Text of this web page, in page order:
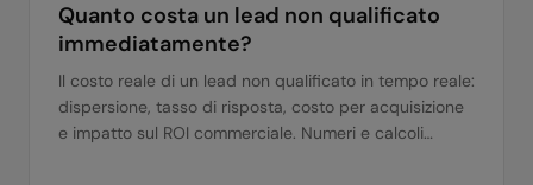
Quanto costa un lead non qualificato
immediatamente?
Il costo reale di un lead non qualificato in tempo reale:
dispersione, tasso di risposta, costo per acquisizione
e impatto sul ROI commerciale. Numeri e calcoli